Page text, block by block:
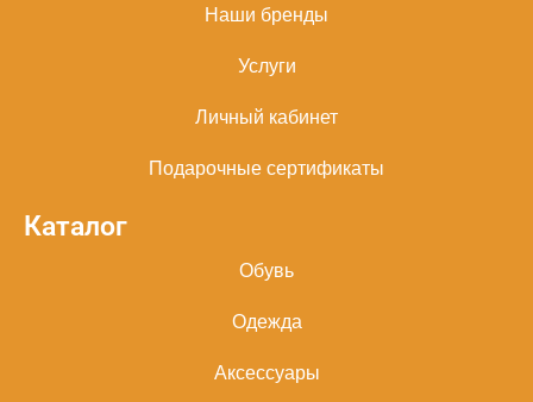
Наши бренды
Услуги
Личный кабинет
Подарочные сертификаты
Каталог
Обувь
Одежда
Аксессуары